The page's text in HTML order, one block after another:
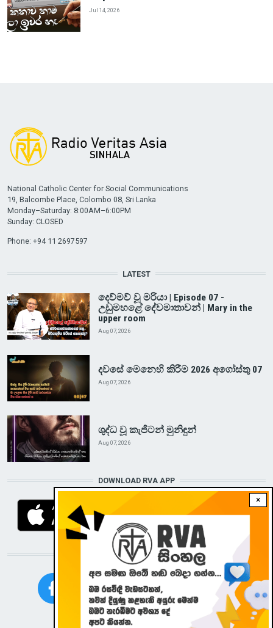
Jul 14, 2026
×
National Catholic Center for Social Communications
19, Balcombe Place, Colombo 08, Sri Lanka
Monday–Saturday: 8:00AM–6:00PM
Sunday: CLOSED
Phone: +94 11 2697597
LATEST
දෙව්මව් වූ මරියා | Episode 07 -
උඩුමහළේ දේවමාතාවන් | Mary in the
upper room
Aug 07, 2026
දවසේ මෙනෙහි කිරීම 2026 අගෝස්තු 07
Aug 07, 2026
ශුද්ධ වූ කැජිටන් මුනිඳුන්
Aug 07, 2026
DOWNLOAD RVA APP
STAY CONNECTED WITH US!